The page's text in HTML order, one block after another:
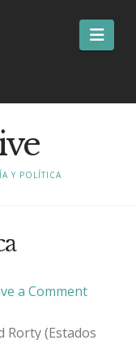
Y POLÍTICA
a Comment
Rorty (Estados